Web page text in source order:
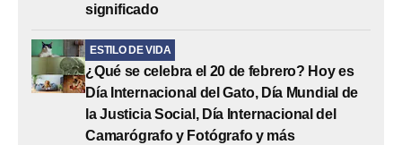
significado
ESTILO DE VIDA
¿Qué se celebra el 20 de febrero? Hoy es
Día Internacional del Gato, Día Mundial de
la Justicia Social, Día Internacional del
Camarógrafo y Fotógrafo y más